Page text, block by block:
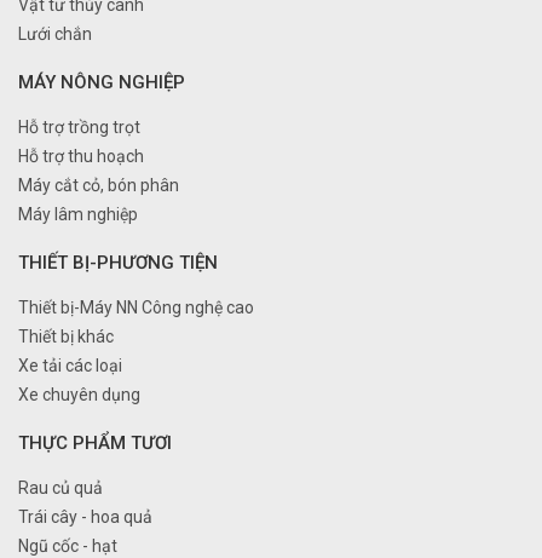
Vật tư thủy canh
Lưới chắn
MÁY NÔNG NGHIỆP
Hỗ trợ trồng trọt
Hỗ trợ thu hoạch
Máy cắt cỏ, bón phân
Máy lâm nghiệp
THIẾT BỊ-PHƯƠNG TIỆN
Thiết bị-Máy NN Công nghệ cao
Thiết bị khác
Xe tải các loại
Xe chuyên dụng
THỰC PHẨM TƯƠI
Rau củ quả
Trái cây - hoa quả
Ngũ cốc - hạt